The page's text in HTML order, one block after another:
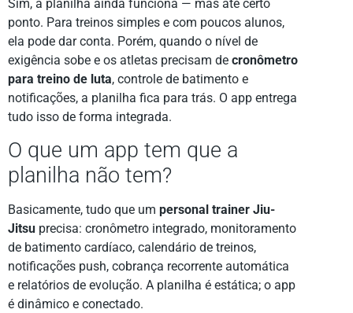
Sim, a planilha ainda funciona — mas até certo
ponto. Para treinos simples e com poucos alunos,
ela pode dar conta. Porém, quando o nível de
exigência sobe e os atletas precisam de cronômetro
para treino de luta, controle de batimento e
notificações, a planilha fica para trás. O app entrega
tudo isso de forma integrada.
O que um app tem que a
planilha não tem?
Basicamente, tudo que um personal trainer Jiu-
Jitsu precisa: cronômetro integrado, monitoramento
de batimento cardíaco, calendário de treinos,
notificações push, cobrança recorrente automática
e relatórios de evolução. A planilha é estática; o app
é dinâmico e conectado.